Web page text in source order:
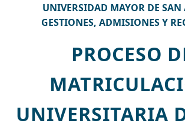
UNIVERSIDAD MAYOR DE SAN
GESTIONES, ADMISIONES Y
PROCESO
UNIVERSITARIA